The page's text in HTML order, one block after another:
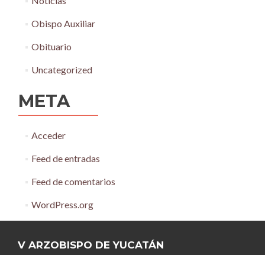
Obispo Auxiliar
Obituario
Uncategorized
META
Acceder
Feed de entradas
Feed de comentarios
WordPress.org
V ARZOBISPO DE YUCATÁN